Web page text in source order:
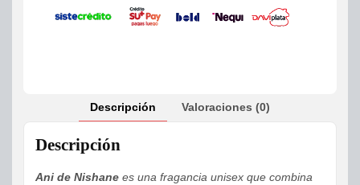
Descripción Valoraciones (0)
Descripción
Ani de Nishane es una fragancia unisex que combina